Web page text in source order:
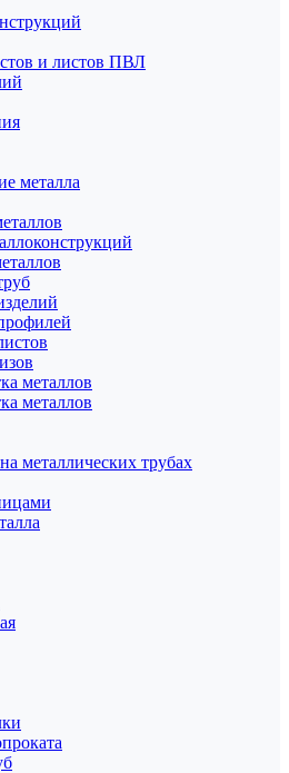
и листов ПВЛ
металла
металлов
металлов
металлических трубах